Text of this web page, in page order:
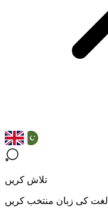
تلاش کریں
لغت کی زبان منتخب کریں